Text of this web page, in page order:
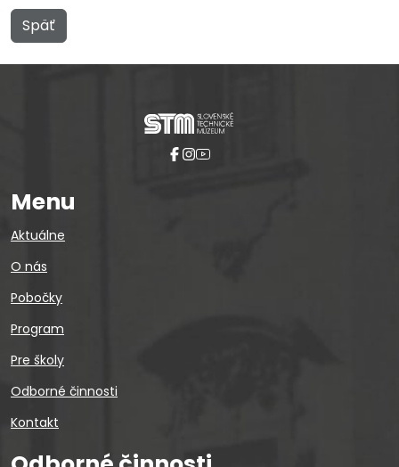
Späť
Menu
Aktuálne
O nás
Pobočky
Program
Pre školy
Odborné činnosti
Kontakt